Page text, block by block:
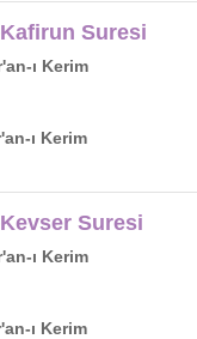
Suresi
ı Kerim
ı Kerim
Suresi
ı Kerim
ı Kerim